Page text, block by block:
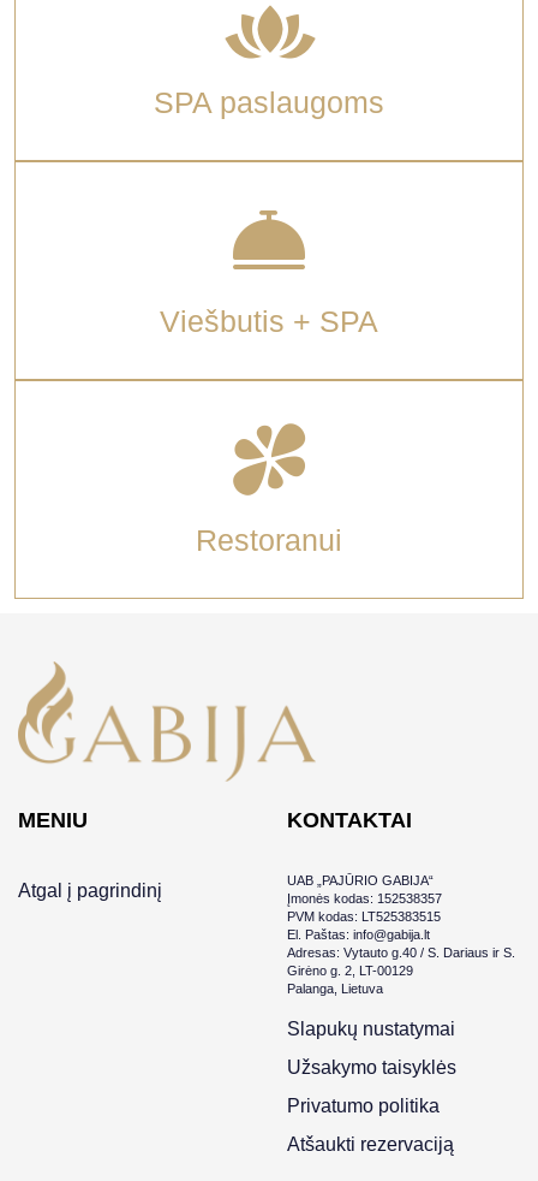
SPA paslaugoms
Viešbutis + SPA
Restoranui
MENIU
Atgal į pagrindinį
KONTAKTAI
UAB „PAJŪRIO GABIJA“
Įmonės kodas: 152538357
PVM kodas: LT525383515
El. Paštas: info@gabija.lt
Adresas: Vytauto g.40 / S. Dariaus ir S.
Girėno g. 2, LT-00129
Palanga, Lietuva
Slapukų nustatymai
Užsakymo taisyklės
Privatumo politika
Atšaukti rezervaciją